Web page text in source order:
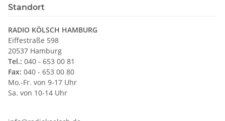
Standort
RADIO KÖLSCH HAMBURG
Eiffestraße 598
20537 Hamburg
Tel.: 040 - 653 00 81
Fax: 040 - 653 00 80
Mo.-Fr. von 9-17 Uhr
Sa. von 10-14 Uhr